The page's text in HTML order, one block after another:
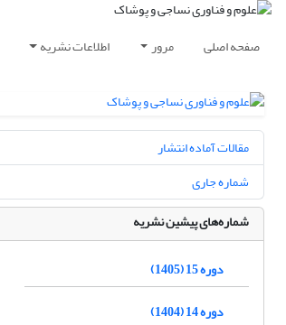
صفحه اصلی مرور اطلاعات نشریه
مقالات آماده انتشار
شماره جاری
شماره‌های پیشین نشریه
دوره 15 (1405)
دوره 14 (1404)